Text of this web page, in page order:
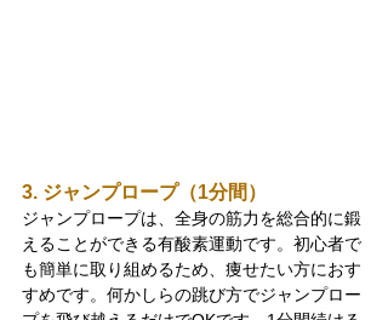
3. ジャンプロープ（1分間）
ジャンプロープは、全身の筋力を総合的に鍛
えることができる有酸素運動です。初心者で
も簡単に取り組めるため、痩せたい方におす
すめです。何かしらの跳び方でジャンプロー